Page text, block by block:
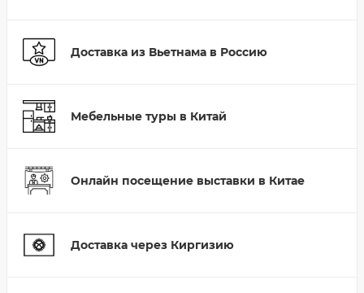
Доставка из Вьетнама в Россию
Мебельные туры в Китай
Онлайн посещение выставки в Китае
Доставка через Киргизию